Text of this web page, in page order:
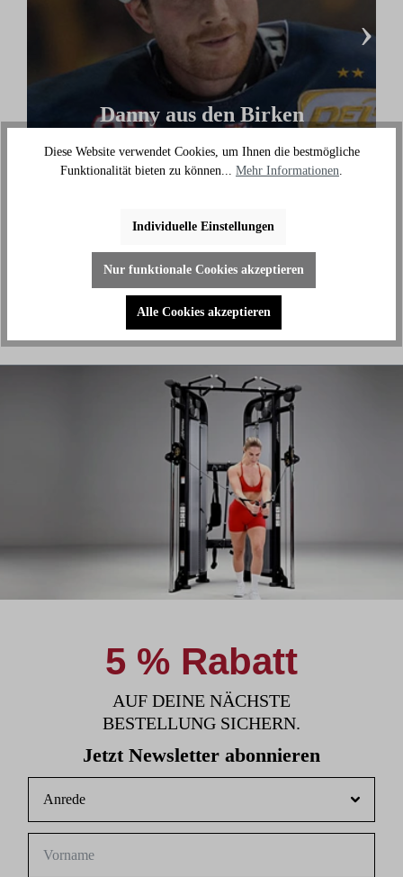
Danny aus den Birken
(Eishockey Olympionike & 3-facher deutscher
Meister)
›
5 % Rabatt
AUF DEINE NÄCHSTE
BESTELLUNG SICHERN.
Jetzt Newsletter abonnieren
Diese Website verwendet Cookies, um Ihnen die bestmögliche
Funktionalität bieten zu können... Mehr Informationen.
Individuelle Einstellungen
Nur funktionale Cookies akzeptieren
Alle Cookies akzeptieren